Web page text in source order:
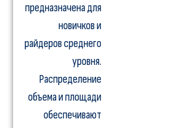
предназначена для
новичков и
райдеров среднего
уровня.
Распределение
объема и площади
обеспечивают